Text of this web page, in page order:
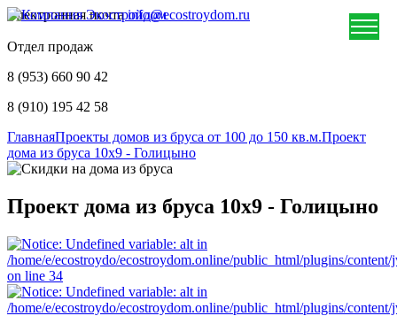
Электронная почта info@ecostroydom.ru
Отдел продаж
8 (953) 660 90 42
8 (910) 195 42 58
ГлавнаяПроекты домов из бруса от 100 до 150 кв.м.Проект
дома из бруса 10х9 - Голицыно
Проект дома из бруса 10х9 - Голицыно